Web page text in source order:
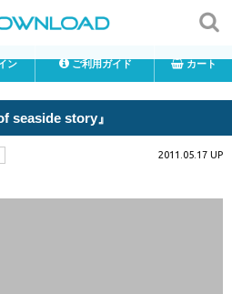
ン ご利用ガイド カート
seaside story』
2011.05.17 UP